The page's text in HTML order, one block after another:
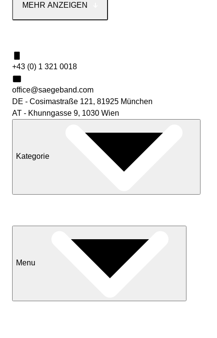
MEHR ANZEIGEN
+43 (0) 1 321 0018
office@saegeband.com
DE - Cosimastraße 121, 81925 München
AT - Khunngasse 9, 1030 Wien
Kategorie
Menu